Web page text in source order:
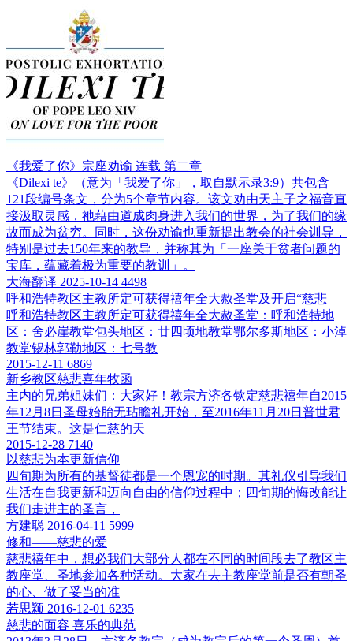
《我爱了你》宗座劝谕 连载 第二章
《Dilexi te》（意为「我爱了你」，取自默示录3:9）共包含
121段编号条文，分为5个章节内容。该文劝由天主子之福音直
接汲取灵感，祂藉由道成肉身进入我们的世界，为了我们的缘
故而成为贫穷。同时，这份劝谕也重新提出教会的社会训导，
特别是过去150年来的教导，并称其为「一座关于贫者问题的
宝库，蕴藏着极为重要的教训」。
大海翻译 2025-10-14 4498
呼和浩特教区主教所定可获得禧年全大赦圣堂及开启“慈悲
呼和浩特教区主教所定可获得禧年全大赦圣堂：呼和浩特地
区：舍必崖教堂包头地区：廿四顷地教堂鄂尔多斯地区：小淖
教堂锡林郭勒地区：七号教
2015-12-11 6869
新乡教区慈悲喜年牧函
主内的兄弟姐妹们：大家好！教宗方济各钦定慈悲禧年自2015
年12月8日圣母始胎无玷瞻礼开始，至2016年11月20日普世君
王节结束。这是仁慈的天
2015-12-28 7140
以慈悲为本更新信仰
四旬期为所有的基督徒都是一个恩宠的时期。其礼仪引导我们
生活在自我更新和迈向自由的信仰过程中；四旬期的悔改能让
我们走进主的圣言，
方建聪 2016-04-11 5999
修和——慈悲的爱
慈悲禧年中，想必我们大部分人都在不同的时间段去了教区主
教座堂、圣地参加各种活动。大家在去主教座堂前是否有朝圣
的心、做了妥当的准
若思颖 2016-12-01 6235
慈悲的面容 喜乐的典范